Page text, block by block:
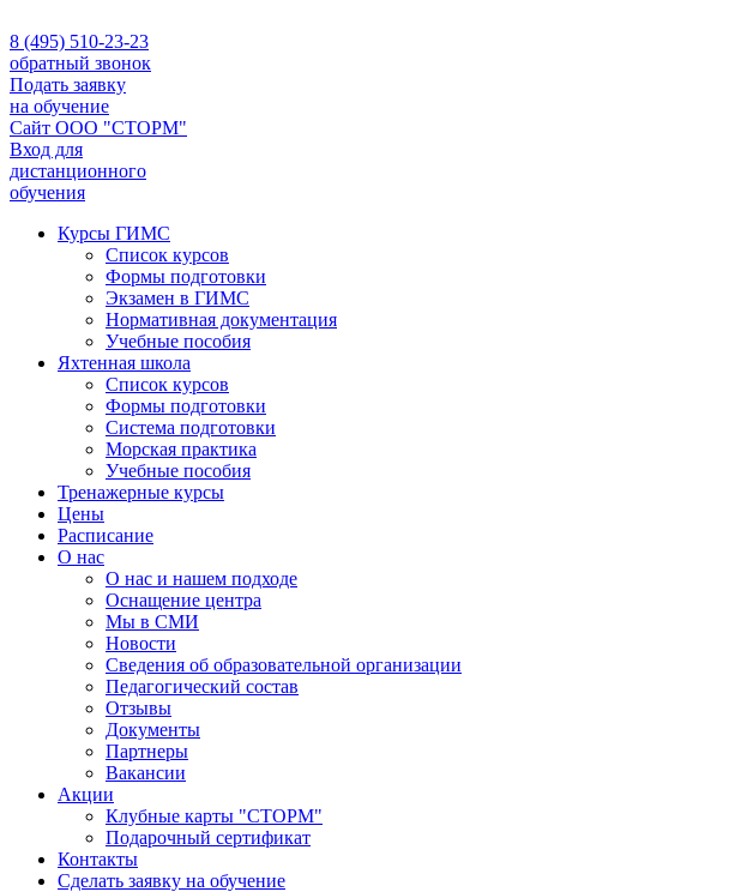
8 (495) 510-23-23
обратный звонок
Подать заявку
на обучение
Сайт ООО "СТОРМ"
Вход для
дистанционного
обучения
Курсы ГИМС
Список курсов
Формы подготовки
Экзамен в ГИМС
Нормативная документация
Учебные пособия
Яхтенная школа
Список курсов
Формы подготовки
Cистема подготовки
Морская практика
Учебные пособия
Тренажерные курсы
Цены
Расписание
О нас
О нас и нашем подходе
Оснащение центра
Мы в СМИ
Новости
Сведения об образовательной организации
Педагогический состав
Отзывы
Документы
Партнеры
Вакансии
Акции
Клубные карты "СТОРМ"
Подарочный сертификат
Контакты
Сделать заявку на обучение